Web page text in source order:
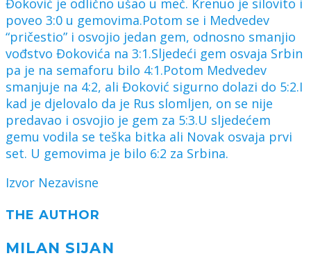
Đoković je odlično ušao u meč. Krenuo je silovito i
poveo 3:0 u gemovima.Potom se i Medvedev
“pričestio” i osvojio jedan gem, odnosno smanjio
vođstvo Đokovića na 3:1.Sljedeći gem osvaja Srbin
pa je na semaforu bilo 4:1.Potom Medvedev
smanjuje na 4:2, ali Đoković sigurno dolazi do 5:2.I
kad je djelovalo da je Rus slomljen, on se nije
predavao i osvojio je gem za 5:3.U sljedećem
gemu vodila se teška bitka ali Novak osvaja prvi
set. U gemovima je bilo 6:2 za Srbina.
Izvor Nezavisne
THE AUTHOR
MILAN SIJAN